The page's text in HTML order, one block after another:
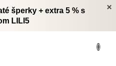
×
šperky + extra 5 % s
LILI5